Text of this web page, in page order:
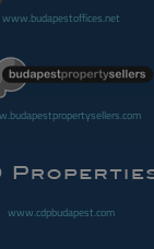
www.budapestoffices.net
www.cdpbudapest.com